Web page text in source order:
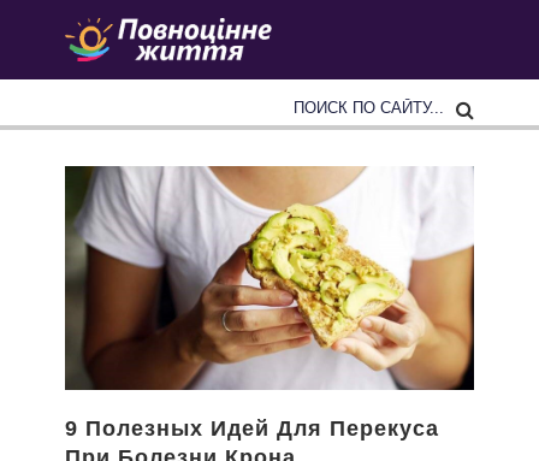
9 Полезных Идей Для Перекуса